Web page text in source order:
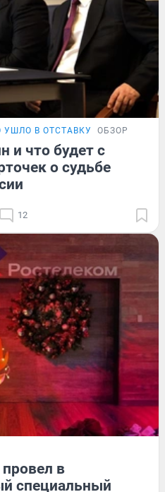
УШЛО В ОТСТАВКУ ОБЗОР
и что будет с
о судьбе
12
в
специальный